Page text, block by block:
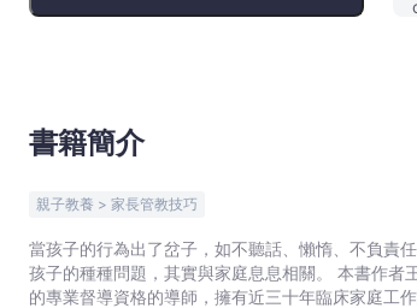
宙
書籍簡介
親子教養 > 家長管教技巧
當孩子的行為出了岔子，如不聽話、懶惰、不負責
孩子的種種問題，其實與家庭息息相關。 本書作者王愛玲博士為資深家庭治療師，是香港少數持有美國婚姻及家庭治療協會認可
的專業督導資格的導師，擁有近三十年臨床家庭工